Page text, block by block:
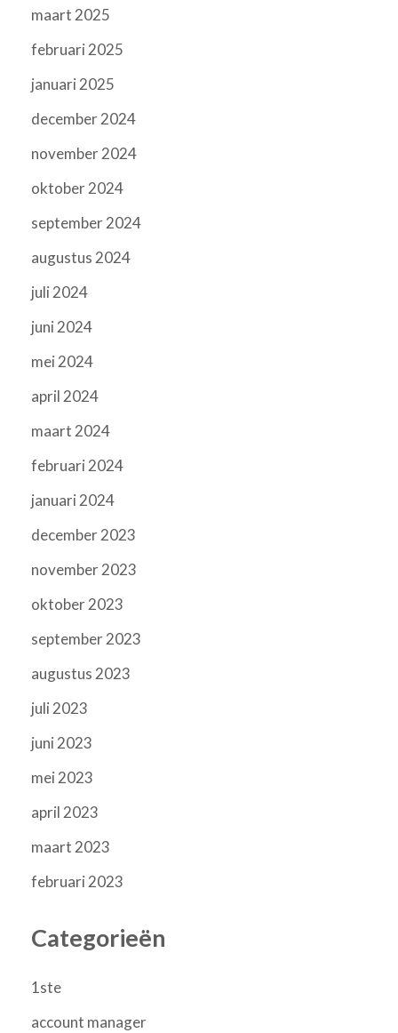
maart 2025
februari 2025
januari 2025
december 2024
november 2024
oktober 2024
september 2024
augustus 2024
juli 2024
juni 2024
mei 2024
april 2024
maart 2024
februari 2024
januari 2024
december 2023
november 2023
oktober 2023
september 2023
augustus 2023
juli 2023
juni 2023
mei 2023
april 2023
maart 2023
februari 2023
Categorieën
1ste
account manager